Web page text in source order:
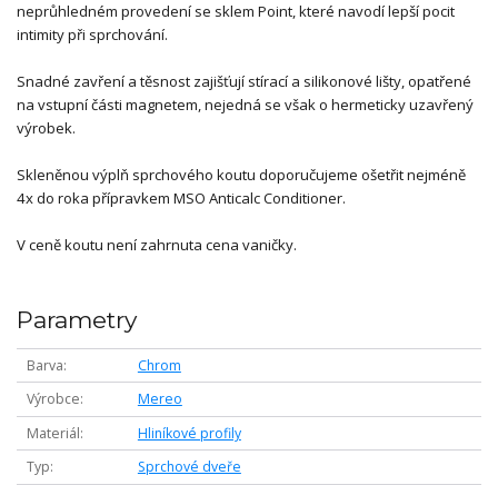
neprůhledném provedení se sklem Point, které navodí lepší pocit
intimity při sprchování.
Snadné zavření a těsnost zajišťují stírací a silikonové lišty, opatřené
na vstupní části magnetem, nejedná se však o hermeticky uzavřený
výrobek.
Skleněnou výplň sprchového koutu doporučujeme ošetřit nejméně
4x do roka přípravkem MSO Anticalc Conditioner.
V ceně koutu není zahrnuta cena vaničky.
Parametry
Barva
Chrom
Výrobce
Mereo
Materiál
Hliníkové profily
Typ
Sprchové dveře